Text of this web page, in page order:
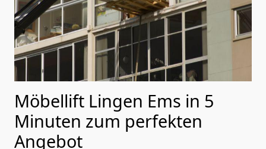
Möbellift Lingen Ems in 5
Minuten zum perfekten
Angebot